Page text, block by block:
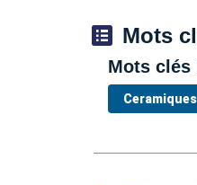
Mots
Mots clés
Ceramiques